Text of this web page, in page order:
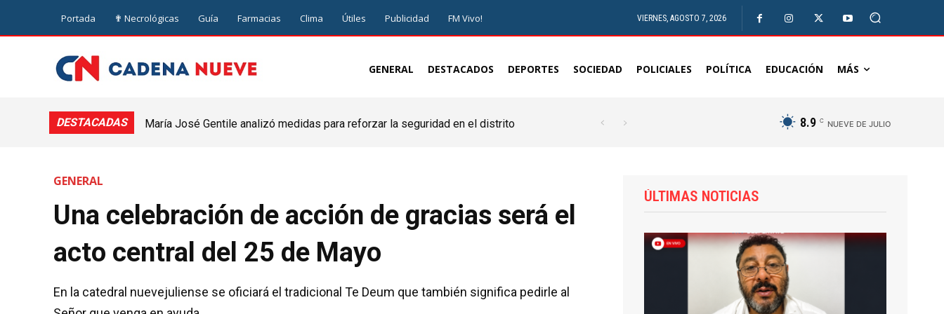
Portada ✟ Necrológicas Guía Farmacias Clima Útiles Publicidad FM Vivo! VIERNES, AGOSTO 7, 2026
GENERAL DESTACADOS DEPORTES SOCIEDAD POLICIALES POLÍTICA EDUCACIÓN MÁS
DESTACADAS
María José Gentile analizó medidas para reforzar la seguridad en el distrito
8.9 C NUEVE DE JULIO
GENERAL
Una celebración de acción de gracias será el
acto central del 25 de Mayo
En la catedral nuevejuliense se oficiará el tradicional Te Deum que también significa pedirle al
ÚLTIMAS NOTICIAS